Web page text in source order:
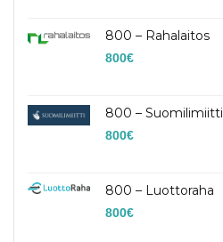
800 – Rahalaitos
800€
800 – Suomilimiitti
800€
800 – Luottoraha
800€